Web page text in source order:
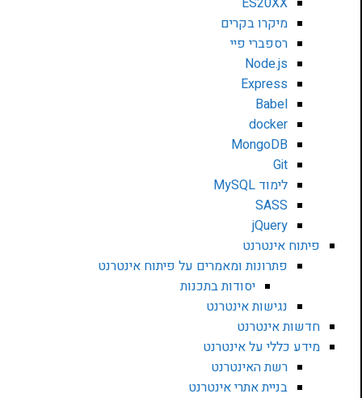
מיקרו בקרים
רספברי פיי
Node.js
Express
Babel
docker
MongoDB
Git
לימוד MySQL
SASS
jQuery
פיתוח אינטרנט
פתרונות ומאמרים על פיתוח אינטרנט
יסודות בתכנות
נגישות אינטרנט
חדשות אינטרנט
מידע כללי על אינטרנט
רשת האינטרנט
בניית אתרי אינטרנט